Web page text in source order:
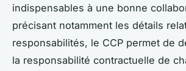
indispensables à une bonne
précisant notamment les détails
responsabilités, le CCP permet de
la responsabilité contractuelle de